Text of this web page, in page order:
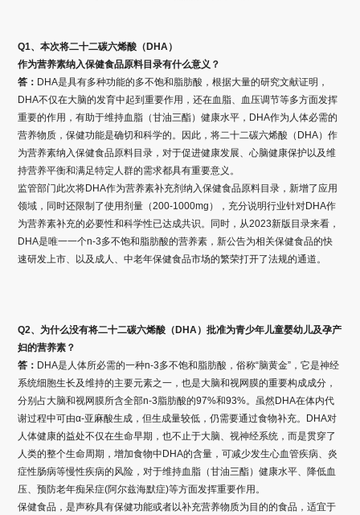
Q1、本次将二十二碳六烯酸 （DHA）
作为营养素纳入保健食品原料目录有什么意义？
答： DHA是具有多种功能的多不饱和脂肪酸，根据大量的研究文献证明，
DHA不仅在大脑的发育中起到重要作用，还在血脂、血压调节等多方面发挥
重要的作用，有助于维持血脂（甘油三酯）健康水平，DHA作为人体必需的
营养物质，保健功能是确切和科学的。因此，将二十二碳六烯酸（DHA）作
为营养素纳入保健食品原料目录，对于促进健康发展、心脑健康保护以及维
持营养平衡和满足特定人群的需求都具有重要意义。
监管部门此次将DHA作为营养素补充剂纳入保健食品原料目录，新增了应用
领域，同时还限制了使用剂量（200-1000mg），充分说明行业针对DHA作
为营养素补充的必要性和科学性已达成共识。同时，从2023新版目录来看，
DHA是唯一一个n-3多不饱和脂肪酸的营养素，新公告为相关保健食品的快
速研发上市、以及成人、中老年保健食品市场的繁荣打开了法规的通道。
Q2、为什么没有将二十二碳六烯酸（DHA）批准为青少年儿童婴幼儿及孕产
妇的营养素？
答： DHA是人体所必需的一种n-3多不饱和脂肪酸，俗称“脑黄金”，它是神经
系统细胞生长及维持的主要元素之一，也是大脑和视网膜的重要构成成分，
分别占大脑和视网膜所含全部n-3脂肪酸的97%和93%。虽然DHA在体内代
谢过程中可由α-亚麻酸生成，但生成量较低，仍需要通过食物补充。DHA对
人体健康的益处不仅在生命早期，也不止于大脑、视神经系统，而是贯穿了
人类的整个生命周期，增加食物中DHA的含量，可减少发生心血管疾病、炎
症性肠病等慢性疾病的风险，对于维持血脂（甘油三酯）健康水平、降低血
压、预防老年痴呆症(阿尔兹海默症)等方面发挥重要作用。
保健食品，是声称具有保健功能或者以补充营养物质为目的的食品，适宜于